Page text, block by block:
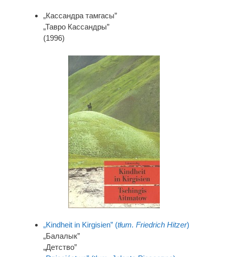
„Кассандра тамгасы”
„Тавро Кассандры”
(1996)
„Kindheit in Kirgisien” (tłum. Friedrich Hitzer)
„Балалык”
„Детство”